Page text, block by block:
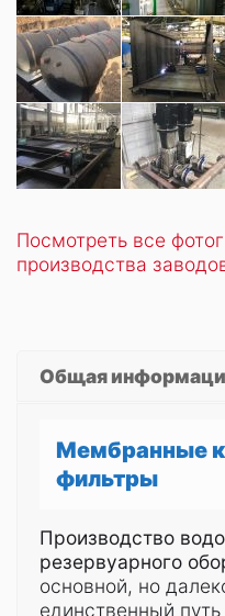
Посмотреть все
производства
Общая
Мембранные
фильтры
Производство
резервуарного
основной, но
единственный путь